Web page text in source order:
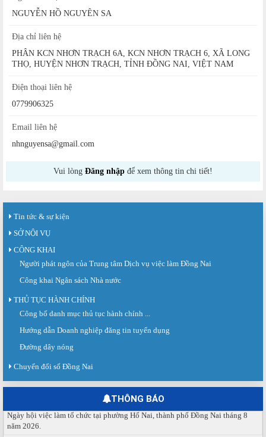
NGUYỄN HỒ NGUYÊN SA
Địa chỉ liên hệ
PHÂN KCN NHƠN TRẠCH 6A, KCN NHƠN TRẠCH 6, XÃ LONG
THỌ, HUYỆN NHƠN TRẠCH, TỈNH ĐỒNG NAI, VIỆT NAM
Điện thoại liên hệ
0779906325
Email liên hệ
nhnguyensa@gmail.com
Vui lòng Đăng nhập để xem thông tin chi tiết!
Tin tức & sự kiện
SỞ NỘI VỤ
CÔNG KHAI
Người phát ngôn của Trung tâm Dịch vụ việc làm Đồng Nai
Công khai Ngân sách Nhà nước
THỦ TỤC HÀNH CHÍNH
Công bố danh mục thủ tục hành chính ...
Hướng dẫn Doanh nghiệp đăng tin tuyển dụng
Đường dây nóng
Chuyển đổi số Đồng Nai
THÔNG BÁO
Sáng ngày 03/8/2026, Trung tâm Dịch vụ việc làm Đồng Nai tổ chức Sàn giao
dịch việc làm lần thứ 08...
Báo cáo số 141/BC-TTDVVL của Trung tâm Dịch vụ việc làm Đồng...
tháng 08 năm 2026.
Ngày hội việc làm tổ chức tại phường Hố Nai, thành phố Đồng Nai tháng 8
năm 2026.